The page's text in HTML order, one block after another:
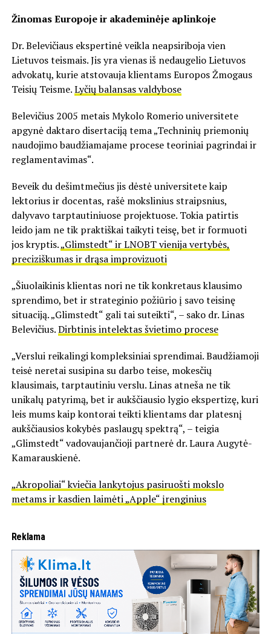
Žinomas Europoje ir akademinėje aplinkoje
Dr. Belevičiaus ekspertinė veikla neapsiriboja vien
Lietuvos teismais. Jis yra vienas iš nedaugelio Lietuvos
advokatų, kurie atstovauja klientams Europos Žmogaus
Teisių Teisme.Lyčių balansas valdybose
Belevičius 2005 metais Mykolo Romerio universitete
apgynė daktaro disertaciją tema „Techninių priemonių
naudojimo baudžiamajame procese teoriniai pagrindai ir
reglamentavimas“.
Beveik du dešimtmečius jis dėstė universitete kaip
lektorius ir docentas, rašė mokslinius straipsnius,
dalyvavo tarptautiniuose projektuose. Tokia patirtis
leido jam ne tik praktiškai taikyti teisę, bet ir formuoti
jos kryptis.„Glimstedt“ ir LNOBT vienija vertybės,
preciziškumas ir drąsa improvizuoti
„Šiuolaikinis klientas nori ne tik konkretaus klausimo
sprendimo, bet ir strateginio požiūrio į savo teisinę
situaciją. „Glimstedt“ gali tai suteikti“, – sako dr. Linas
Belevičius.Dirbtinis intelektas švietimo procese
„Verslui reikalingi kompleksiniai sprendimai. Baudžiamoji
teisė neretai susipina su darbo teise, mokesčių
klausimais, tarptautiniu verslu. Linas atneša ne tik
unikalų patyrimą, bet ir aukščiausio lygio ekspertizę, kuri
leis mums kaip kontorai teikti klientams dar platesnį
aukščiausios kokybės paslaugų spektrą“, – teigia
„Glimstedt“ vadovaujančioji partnerė dr. Laura Augytė-
Kamarauskienė.
„Akropoliai“ kviečia lankytojus pasiruošti mokslo
metams ir kasdien laimėti „Apple“ įrenginius
Reklama